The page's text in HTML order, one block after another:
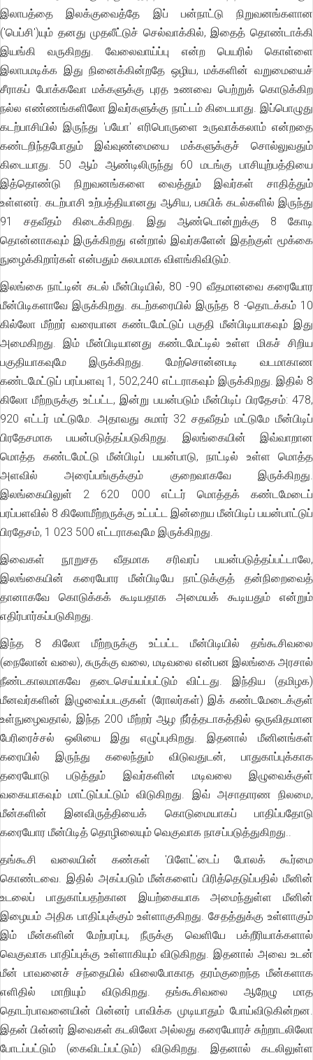
இலாபத்தை இலக்குவைத்தே இப் பன்நாட்டு நிறுவனங்களான
('பெப்சி')யும் தனது முதலீட்டுச் செல்வாக்கில், இதைத் தொண்டாக்கி
இயங்கி வருகிறது. வேலைவாய்ப்பு என்ற பெயரில் கொள்ளை
இலாபமடிக்க இது நினைக்கின்றதே ஒழிய, மக்களின் வறுமையைச்
சீராகப் போக்கவோ மக்களுக்கு புரத உணவை பெற்றுக் கொடுக்கிற
நல்ல எண்ணங்களிலோ இவர்களுக்கு நாட்டம் கிடையாது. இப்பொழுது
கடற்பாசியில் இருந்து 'பயோ' எரிபொருளை உருவாக்கலாம் என்றதை
கண்டறிந்தபோதும் இவ்வுண்மையை மக்களுக்குச் சொல்லுவதும்
கிடையாது. 50 ஆம் ஆண்டிலிருந்து 60 மடங்கு பாசியுற்பத்தியை
இத்தொண்டு நிறுவனங்களை வைத்தும் இவர்கள் சாதித்தும்
உள்ளனர். கடற்பாசி உற்பத்தியானது ஆசிய, பசுபிக் கடல்களில் இருந்து
91 சதவீதம் கிடைக்கிறது. இது ஆண்டொன்றுக்கு 8 கோடி
தொன்னாகவும் இருக்கிறது என்றால் இவர்களேன் இதற்குள் மூக்கை
நுழைக்கிறார்கள் என்பதும் சுலபமாக விளங்கிவிடும்.
இலங்கை நாட்டின் கடல் மீன்பிடியில், 80 -90 வீதமானவை கரையோர
மீன்பிடிகளாவே இருக்கிறது. கடற்கரையில் இருந்த 8 -தொடக்கம் 10
கில்லோ மீற்றர் வரையான கண்டமேட்டுப் பகுதி மீன்பிடியாகவும் இது
அமைகிறது. இம் மீன்பிடியானது கண்டமேட்டில் உள்ள மிகச் சிறிய
பகுதியாகவுமே இருக்கிறது. மேற்சொன்னபடி வடமாகாண
கண்டமேட்டுப் பரப்பளவு 1, 502,240 எட்டராகவும் இருக்கிறது. இதில் 8
கிலோ மீற்றருக்கு உட்பட்ட, இன்று பயன்படும் மீன்பிடிப் பிரதேசம்: 478,
920 எட்டர் மட்டுமே. அதாவது சுமார் 32 சதவீதம் மட்டுமே மீன்பிடிப்
பிரதேசமாக பயன்படுத்தப்படுகிறது. இலங்கையின் இவ்வாறான
மொத்த கண்டமேட்டு மீன்பிடிப் பயன்பாடு, நாட்டில் உள்ள மொத்த
அளவில் அரைப்பங்குக்கும் குறைவாகவே இருக்கிறது.
இலங்கையிலுள் 2 620 000 எட்டர் மொத்தக் கண்டமேடைப்
பரப்பளவில் 8 கிலோமீற்றருக்கு உட்பட்ட இன்றைய மீன்பிடிப் பயன்பாட்டுப்
பிரதேசம், 1 023 500 எட்டராகவுமே இருக்கிறது.
இவைகள் நூறுசத வீதமாக சரிவரப் பயன்படுத்தப்பட்டாலே,
இலங்கையின் கரையோர மீன்பிடியே நாட்டுக்குத் தன்நிறைவைத்
தானாகவே கொடுக்கக் கூடியதாக அமையக் கூடியதும் என்றும்
எதிர்பார்கப்படுகிறது.
இந்த 8 கிலோ மீற்றருக்கு உட்பட்ட மீன்பிடியில் தங்கூசிவலை
(நைலோன் வலை), சுருக்கு வலை, மடிவலை என்பன இலங்கை அரசால்
நீண்டகாலமாகவே தடைசெய்யப்பட்டும் விட்டது. இந்திய (தமிழக)
மீனவர்களின் இழுவைப்படகுகள் (ரோலர்கள்) இக் கண்டமேடைக்குள்
உள்நுழைவதால், இந்த 200 மீற்றர் ஆழ நீர்த்தடாகத்தில் ஒருவிதமான
பேரிரைச்சல் ஒலியை இது எழுப்புகிறது. இதனால் மீனினங்கள்
கரையில் இருந்து கலைந்தும் விடுவதுடன், பாதுகாப்புக்காக
தரையோடு படுத்தும் இவர்களின் மடிவலை இழுவைக்குள்
வகையாகவும் மாட்டுப்பட்டும் விடுகிறது. இவ் அசாதாரண நிலமை,
மீன்களின் இனவிருத்தியைக் கொடுமையாகப் பாதிப்பதோடு
கரையோர மீன்பிடித் தொழிலையும் வெகுவாக நாசப்படுத்துகிறது..
தங்கூசி வலையின் கண்கள் 'பிளேட்'டைப் போலக் கூர்மை
கொண்டவை. இதில் அகப்படும் மீன்களைப் பிரித்தெடுப்பதில் மீனின்
உடலைப் பாதுகாப்பதற்கான இயற்கையாக அமைந்துள்ள மீனின்
இழையம் அதிக பாதிப்புக்கும் உள்ளாகுகிறது. சேதத்துக்கு உள்ளாகும்
இம் மீன்களின் மேற்பரப்பு, நீருக்கு வெளியே பக்றீரியாக்களால்
வெகுவாக பாதிப்புக்கு உள்ளாகியும் விடுகிறது. இதனால் அவை உடன்
மீன் பாவனைச் சந்தையில் விலைபோகாத தரம்குறைந்த மீன்களாக
எளிதில் மாறியும் விடுகிறது. தங்கூசிவலை ஆறேழு மாத
தொடர்பாவனையின் பின்னர் பாவிக்க முடியாதும் போய்விடுகின்றன.
இதன் பின்னர் இவைகள் கடலிலோ அல்லது கரையோரச் சுற்றாடலிலோ
போடப்பட்டும் (கைவிடப்பட்டும்) விடுகிறது. இதனால் கடலிலுள்ள